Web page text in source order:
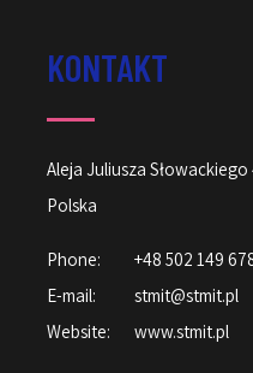
KONTAKT
Aleja Juliusza
Polska
Phone:
+48 502 149
E-mail:
stmit@stmit.pl
Website:
www.stmit.pl